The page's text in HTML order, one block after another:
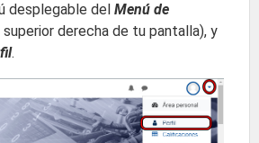
desplegable del Menú de
superior derecha de tu pantalla), y
.